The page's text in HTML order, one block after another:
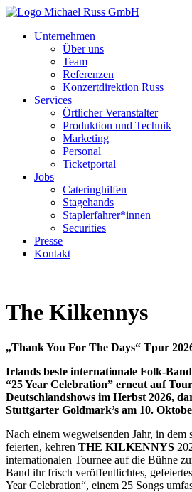
Unternehmen
Über uns
Team
Referenzen
Konzertdirektion Russ
Services
Örtlicher Veranstalter
Produktion und Technik
Marketing
Personal
Ticketportal
Jobs
Cateringhilfen
Stagehands
Staplerfahrer*innen
Securities
Presse
Kontakt
The Kilkennys
„Thank You For The Days“ Tpur
Irlands beste internationale Folk-
“25 Year Celebration” erneut auf
Deutschlandshows im Herbst 2026,
Stuttgarter Goldmark’s am 10.
Nach einem wegweisenden Jahr, in dem
feierten, kehren THE KILKENNYS
internationalen Tournee auf die Bühne
Band ihr frisch veröffentlichtes,
Year Celebration“, einem 25 Songs